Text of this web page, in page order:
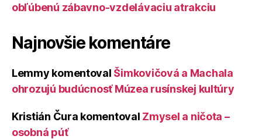
obľúbenú zábavno-vzdelávaciu atrakciu
Najnovšie komentáre
Lemmy komentoval Šimkovičová a Machala
ohrozujú budúcnosť Múzea rusínskej kultúry
Kristián Čura komentoval Zmysel a ničota –
osobná púť